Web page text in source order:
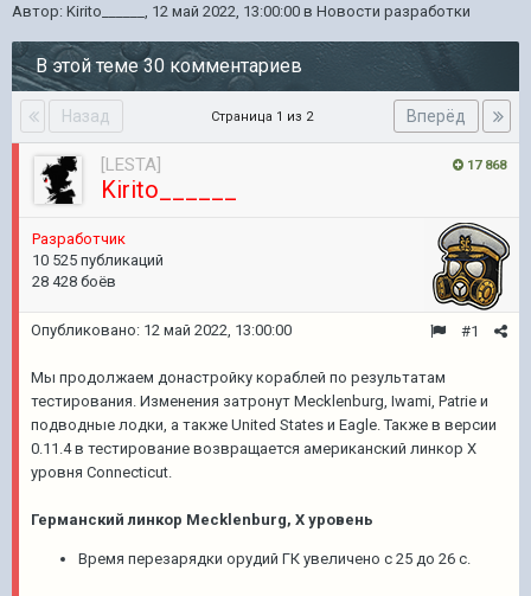
Автор: Kirito______ , 12 май 2022, 13:00:00 в Новости разработки
В этой теме 30 комментариев
Назад Вперёд
Страница 1 из 2
17 868
[LESTA]
Kirito______
Разработчик
10 525 публикаций
28 428 боёв
#1
Опубликовано: 12 май 2022, 13:00:00
Мы продолжаем донастройку кораблей по результатам
тестирования. Изменения затронут Mecklenburg, Iwami, Patrie и
подводные лодки, а также United States и Eagle. Также в версии
0.11.4 в тестирование возвращается американский линкор Х
уровня Connecticut.
Германский линкор Mecklenburg, X уровень
Время перезарядки орудий ГК увеличено с 25 до 26 с.